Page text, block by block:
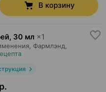
В корзину
, 30 мл ×1
Фармлэнд